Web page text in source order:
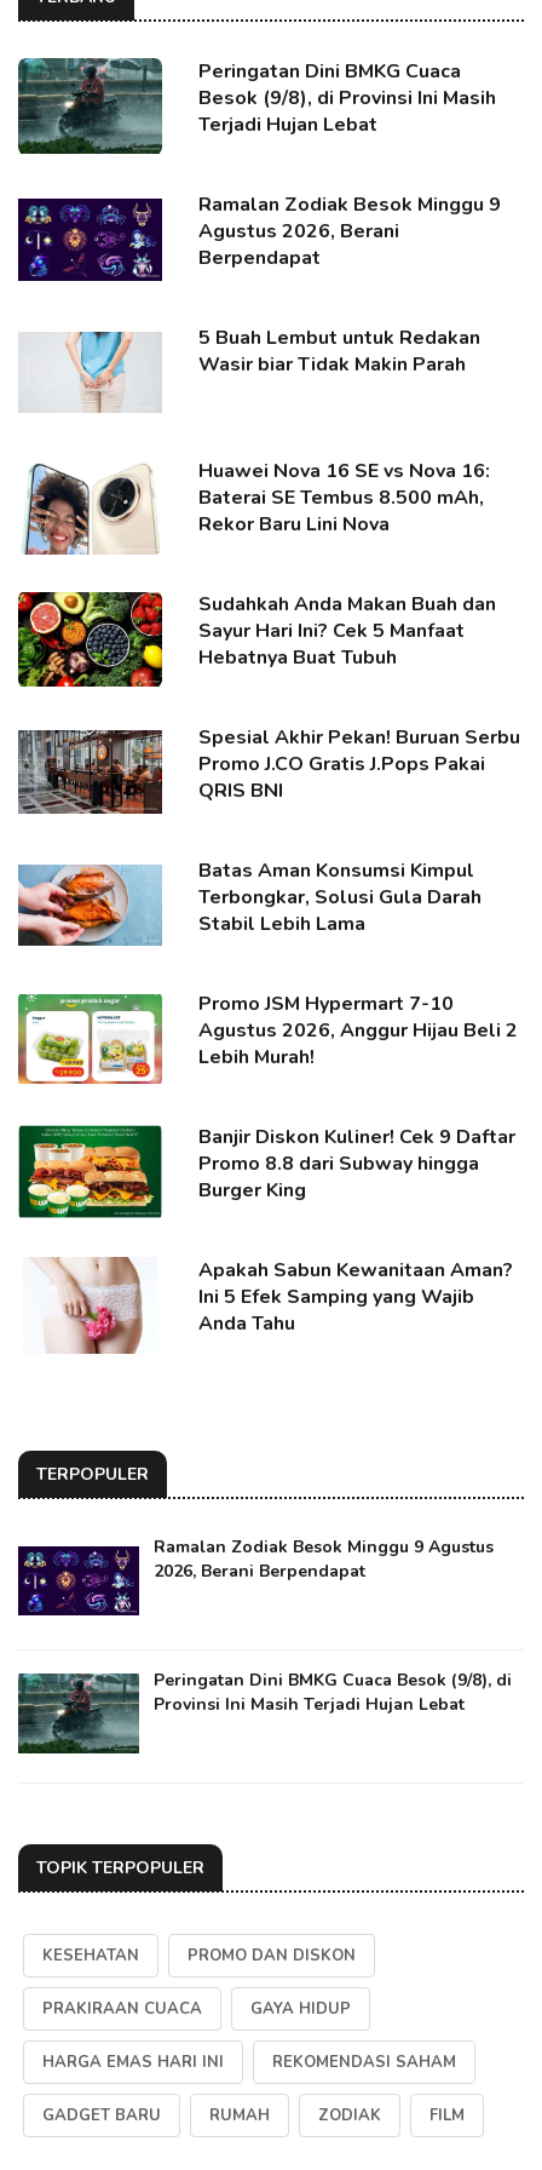
Peringatan Dini BMKG Cuaca
Besok (9/8), di Provinsi Ini Masih
Terjadi Hujan Lebat
Ramalan Zodiak Besok Minggu 9
Agustus 2026, Berani
Berpendapat
5 Buah Lembut untuk Redakan
Wasir biar Tidak Makin Parah
Huawei Nova 16 SE vs Nova 16:
Baterai SE Tembus 8.500 mAh,
Rekor Baru Lini Nova
Sudahkah Anda Makan Buah dan
Sayur Hari Ini? Cek 5 Manfaat
Hebatnya Buat Tubuh
Spesial Akhir Pekan! Buruan Serbu
Promo J.CO Gratis J.Pops Pakai
QRIS BNI
Batas Aman Konsumsi Kimpul
Terbongkar, Solusi Gula Darah
Stabil Lebih Lama
Promo JSM Hypermart 7-10
Agustus 2026, Anggur Hijau Beli 2
Lebih Murah!
Banjir Diskon Kuliner! Cek 9 Daftar
Promo 8.8 dari Subway hingga
Burger King
Apakah Sabun Kewanitaan Aman?
Ini 5 Efek Samping yang Wajib
Anda Tahu
TERPOPULER
Ramalan Zodiak Besok Minggu 9 Agustus
2026, Berani Berpendapat
Peringatan Dini BMKG Cuaca Besok (9/8), di
Provinsi Ini Masih Terjadi Hujan Lebat
TOPIK TERPOPULER
KESEHATAN PROMO DAN DISKON
PRAKIRAAN CUACA GAYA HIDUP
HARGA EMAS HARI INI REKOMENDASI SAHAM
GADGET BARU RUMAH ZODIAK FILM